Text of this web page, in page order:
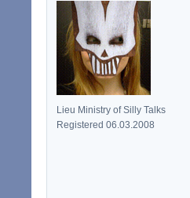
Lieu Ministry of Silly Talks
Registered 06.03.2008